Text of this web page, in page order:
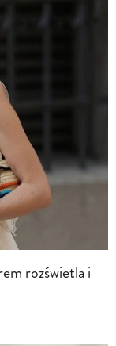
rozświetla i